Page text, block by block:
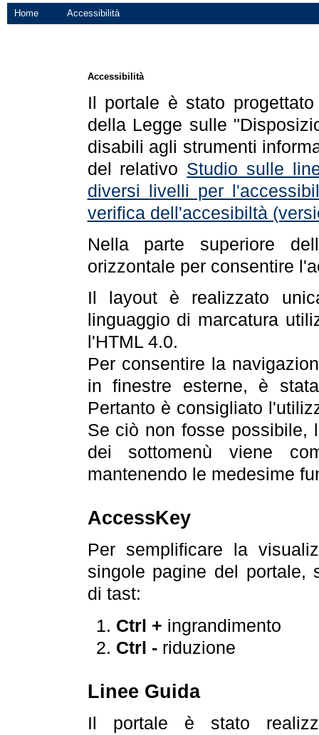
Home Accessibilità
Accessibilità
Il portale è stato
della Legge sulle
disabili agli strumenti
del relativo Studio sulle
diversi livelli per
verifica dell'accesibiltà
Nella parte superiore
orizzontale per consentire
Il layout è realizzato
linguaggio di marcatura
l'HTML 4.0.
Per consentire la
in finestre esterne, è
Pertanto è consigliato
Se ciò non fosse possibile,
dei sottomenù viene
mantenendo le medesime
AccessKey
Per semplificare la
singole pagine del portale,
di tast:
Ctrl + ingrandimento
Ctrl -riduzione
Linee Guida
Il portale è stato